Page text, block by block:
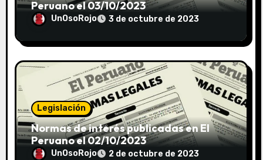
Peruano el 03/10/2023
UnOsoRojo 3 de octubre de 2023
Legislación
Normas de interés publicadas en El
Peruano el 02/10/2023
UnOsoRojo 2 de octubre de 2023